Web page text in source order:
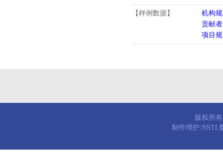
【样例数据】
机构
贡献
项目
版权所
制作维护:NSTL